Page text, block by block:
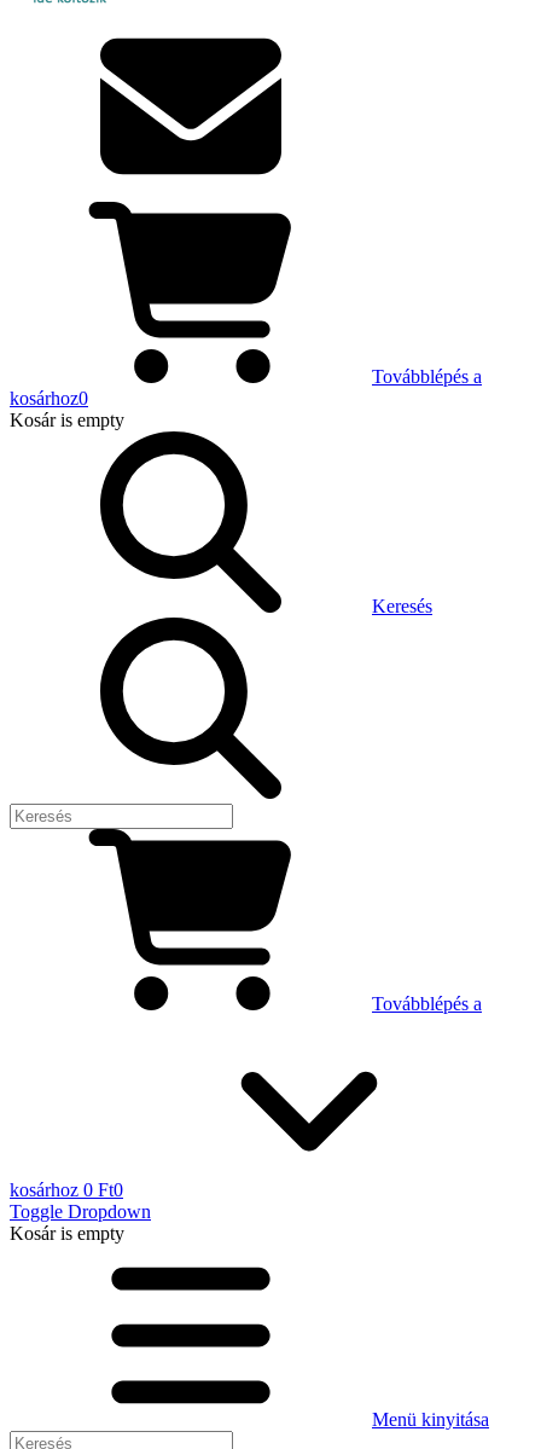
Továbblépés a
kosárhoz0
Kosáris empty
Keresés
Továbblépés a
kosárhoz 0 Ft0
Toggle Dropdown
Kosáris empty
Menü kinyitása